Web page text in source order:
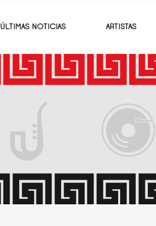
ÚLTIMAS NOTICIAS ARTISTAS